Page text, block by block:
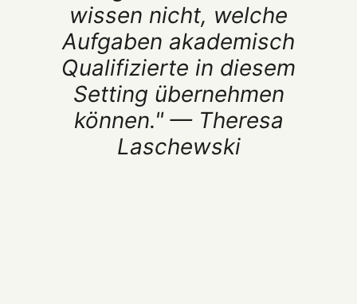
wissen nicht, welche
Aufgaben akademisch
Qualifizierte in diesem
Setting übernehmen
können." — Theresa
Laschewski